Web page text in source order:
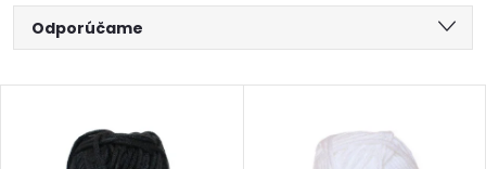
R
a
Odporúčame
Abecedne